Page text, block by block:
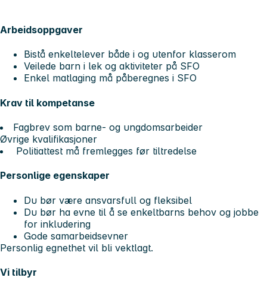
Arbeidsoppgaver
Bistå enkeltelever både i og utenfor klasserom
Veilede barn i lek og aktiviteter på SFO
Enkel matlaging må påberegnes i SFO
Krav til kompetanse
Fagbrev som barne- og ungdomsarbeider
Øvrige kvalifikasjoner
Politiattest må fremlegges før tiltredelse
Personlige egenskaper
Du bør være ansvarsfull og fleksibel
Du bør ha evne til å se enkeltbarns behov og jobbe
for inkludering
Gode samarbeidsevner
Personlig egnethet vil bli vektlagt.
Vi tilbyr